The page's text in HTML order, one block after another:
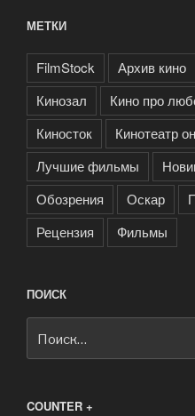
МЕТКИ
FilmStock Архив кино
Кинозал
Кино про
Киносток
Кинотеатр
Лучшие фильмы
Обозрения
Оскар
Рецензия
Фильмы
ПОИСК
COUNTER +